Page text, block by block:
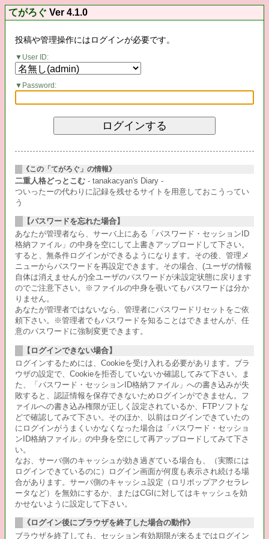
てがろぐ Ver 4.1.0
投稿や管理操作にはログインが必要です。
User ID:
Password:
《この「てがろぐ」の情報》
二重人格どっとこむ - tanakacyan's Diary -
ついったーの代わりに記録を残せるサイトを用意しておこうってい
う
【パスワードを忘れた場合】
あなたが管理者なら、サーバ上にある「パスワード・セッションID
格納ファイル」の中身を空にして上書きアップロードして下さい。
すると、無条件ログインができるようになります。その後、管理メ
ニューからパスワードを再設定できます。その場合、(ユーザの情報
自体は消えませんが)全ユーザのパスワードが未設定状態に戻ります
のでご注意下さい。※ファイルの中身を覗いてもパスワードは分か
りません。
あなたが管理者ではないなら、管理者にパスワードリセットをご依
頼下さい。※管理者でもパスワードを知ることはできませんが、任
意のパスワードに強制変更できます。
【ログインできない場合】
ログインするためには、Cookieを受け入れる必要があります。ブラ
ウザの設定で、Cookieを拒否していないか確認してみて下さい。ま
た、「パスワード・セッションID格納ファイル」への書き込みが失
敗すると、認証情報を保存できないためログインができません。フ
ァイルへの書き込み権限が正しく設定されているか、FTPソフトな
どで確認してみて下さい。そのほか、以前はログインできていたの
にログインがうまくいかなくなった場合は「パスワード・セッショ
ンID格納ファイル」の中身を空にして再アップロードしてみて下さ
い。
なお、サーバ側のキャッシュが効き過ぎている場合も、（実際には
ログインできているのに）ログイン画面が何度も表示され続ける場
合があります。サーバ側のキャッシュ設定（ロリポップアクセラレ
ータなど）を無効にするか、またはCGIに対してはキャッシュを効
かせないように設定して下さい。
《ログイン後にブラウザを終了した場合の動作》
ブラウザを終了しても、セッション有効期限が来るまではログイン